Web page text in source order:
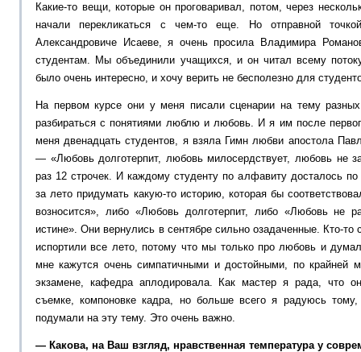
Какие-то вещи, которые он проговаривал, потом, через
начали перекликаться с чем-то еще. Но отправной
Александровиче Исаеве, я очень просила Владимира
студентам. Мы объединили учащихся, и он читал всему
было очень интересно, и хочу верить не бесполезно для
На первом курсе они у меня писали сценарии на тему
разбираться с понятиями люблю и любовь. И я им после
меня двенадцать студентов, я взяла Гимн любви апостола
— «Любовь долготерпит, любовь милосердствует, любовь не
раз 12 строчек. И каждому студенту по алфавиту досталось
за лето придумать какую-то историю, которая бы
возносится», либо «Любовь долготерпит, либо «Любовь не
истине». Они вернулись в сентябре сильно озадаченные. Кто-
испортили все лето, потому что мы только про любовь и
мне кажутся очень симпатичными и достойными, по крайней
экзамене, кафедра аплодировала. Как мастер я рада, что
съемке, компоновке кадра, но больше всего я радуюсь
подумали на эту тему. Это очень важно.
— Какова, на Ваш взгляд, нравственная температура у